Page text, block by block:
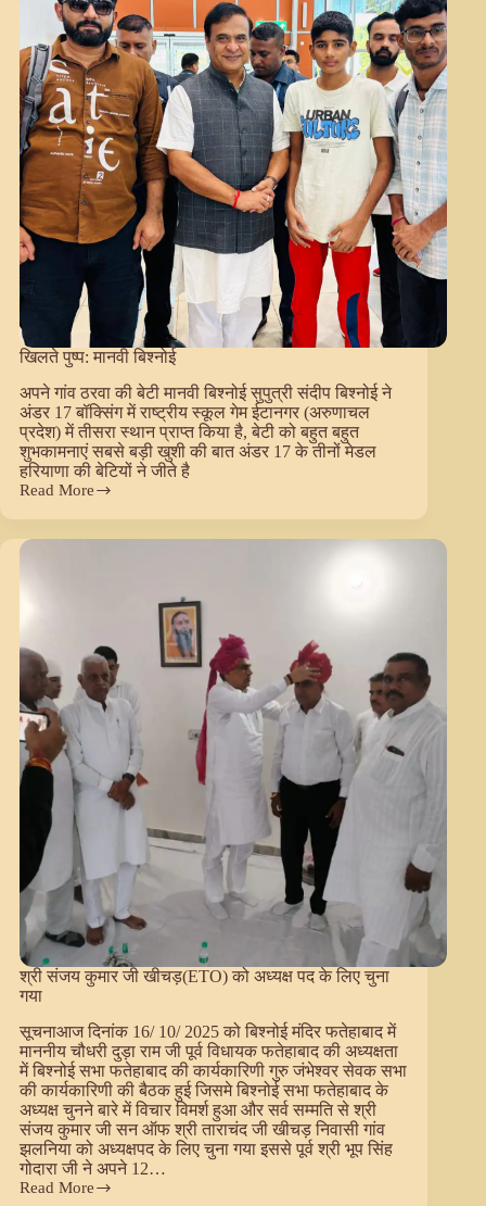
कर
सकते
है
खिलते पुष्प: मानवी बिश्नोई
अपने गांव ठरवा की बेटी मानवी बिश्नोई सुपुत्री संदीप बिश्नोई ने
अंडर 17 बॉक्सिंग में राष्ट्रीय स्कूल गेम ईटानगर (अरुणाचल
प्रदेश) में तीसरा स्थान प्राप्त किया है, बेटी को बहुत बहुत
शुभकामनाएं सबसे बड़ी खुशी की बात अंडर 17 के तीनों मेडल
हरियाणा की बेटियों ने जीते है
Read More
खिलते
मानवी
बिश्नोई
श्री संजय कुमार जी खीचड़(ETO) को अध्यक्ष पद के लिए चुना
गया
सूचनाआज दिनांक 16/ 10/ 2025 को बिश्नोई मंदिर फतेहाबाद में
माननीय चौधरी दुड़ा राम जी पूर्व विधायक फतेहाबाद की अध्यक्षता
में बिश्नोई सभा फतेहाबाद की कार्यकारिणी गुरु जंभेश्वर सेवक सभा
की कार्यकारिणी की बैठक हुई जिसमे बिश्नोई सभा फतेहाबाद के
अध्यक्ष चुनने बारे में विचार विमर्श हुआ और सर्व सम्मति से श्री
संजय कुमार जी सन ऑफ श्री ताराचंद जी खीचड़ निवासी गांव
झलनिया को अध्यक्षपद के लिए चुना गया इससे पूर्व श्री भूप सिंह
गोदारा जी ने अपने 12…
Read More
श्री